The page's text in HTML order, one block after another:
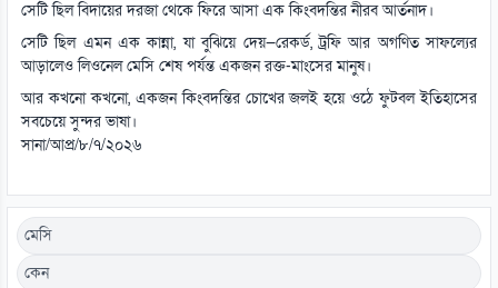
সেটি ছিল বিদায়ের দরজা থেকে ফিরে আসা এক কিংবদন্তির নীরব আর্তনাদ।
সেটি ছিল এমন এক কান্না, যা বুঝিয়ে দেয়—রেকর্ড, ট্রফি আর অগণিত সাফল্যের
আড়ালেও লিওনেল মেসি শেষ পর্যন্ত একজন রক্ত-মাংসের মানুষ।
আর কখনো কখনো, একজন কিংবদন্তির চোখের জলই হয়ে ওঠে ফুটবল ইতিহাসের
সবচেয়ে সুন্দর ভাষা।
সানা/আপ্র/৮/৭/২০২৬
মেসি
কেন